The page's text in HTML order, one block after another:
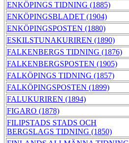
ENKÖPINGS TIDNING (1885)
ENKÖPINGSBLADET (1904)
ENKÖPINGSPOSTEN (1880)
ESKILSTUNAKURIREN (1890)
FALKENBERGS TIDNING (1876)
FALKENBERGSPOSTEN (1905)
FALKÖPINGS TIDNING (1857)
FALKÖPINGSPOSTEN (1899)
FALUKURIREN (1894)
FIGARO (1878)
FILIPSTADS STADS OCH
BERGSLAGS TIDNING (1850)